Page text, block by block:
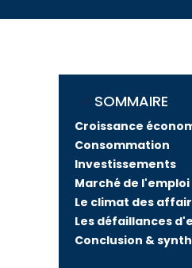
SOMMAIRE
Croissance
Consommation
Investissements
Marché de l'emploi
Le climat des
Les défaillances
Conclusion &